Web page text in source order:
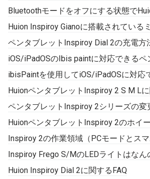
Bluetoothモードをオフにする状態で
Huion Inspiroy Gianoに搭載されている
ペンタブレットInspiroy Dial 2の充電
iOS/iPadOSのIbis paintに対応できる
ibisPaintを使用してiOS/iPadOSに対応
HuionペンタブレットInspiroy 2 S M L
ペンタブレットInspiroy 2シリーズの変
HuionペンタブレットInspiroy 2のホイ
Inspiroy 2の作業領域（PCモードとスマ
Inspiroy Frego S/MのLEDライトはなん
Huion Inspiroy Dial 2に関するFAQ